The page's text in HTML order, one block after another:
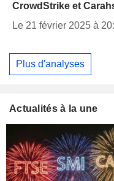
CrowdStrike et
Le 21 février 2025 à
Plus d'analyses
Actualités à la une